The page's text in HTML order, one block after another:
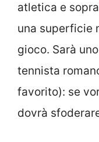
atletica e
una superficie
gioco. Sarà
tennista
favorito): se
dovrà